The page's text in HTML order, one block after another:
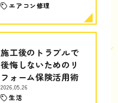
エアコン修理
施工後のトラブルで
後悔しないためのリ
フォーム保険活用術
2026.05.26
生活